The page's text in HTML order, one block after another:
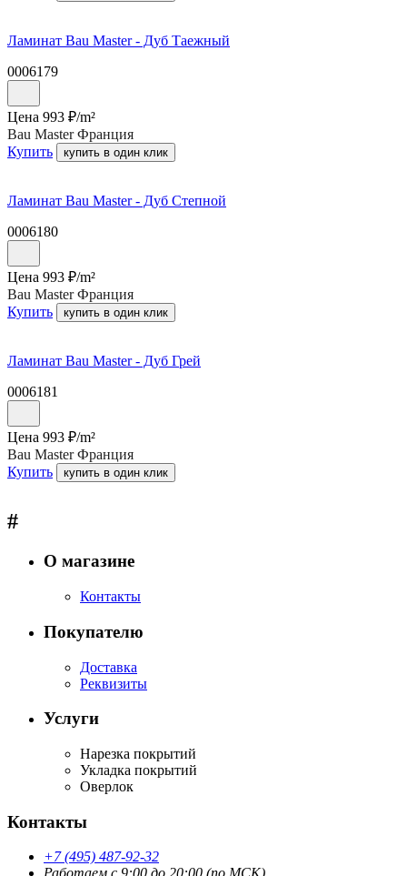
Ламинат Bau Master - Дуб Таежный
0006179
Цена 993 ₽/m²
Bau Master Франция
Купить
купить в один клик
Ламинат Bau Master - Дуб Степной
0006180
Цена 993 ₽/m²
Bau Master Франция
Купить
купить в один клик
Ламинат Bau Master - Дуб Грей
0006181
Цена 993 ₽/m²
Bau Master Франция
Купить
купить в один клик
#
О магазине
Контакты
Покупателю
Доставка
Реквизиты
Услуги
Нарезка покрытий
Укладка покрытий
Оверлок
Контакты
+7 (495) 487-92-32